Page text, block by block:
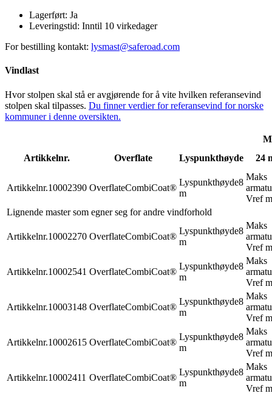
Lagerført: Ja
Leveringstid: Inntil 10 virkedager
For bestilling kontakt: lysmast@saferoad.com
Vindlast
Hvor stolpen skal stå er avgjørende for å vite hvilken referansevind
stolpen skal tilpasses. Du finner verdier for referansevind for norske
kommuner i denne oversikten.
Artikkelnr.
Overflate Lyspunkthøyde 24
Artikkelnr.10002390 OverflateCombiCoat®
Lyspunkthøyde8
m
Maks
Vref
Lignende master som egner seg for andre vindforhold
Artikkelnr.10002270 OverflateCombiCoat®
Lyspunkthøyde8
m
Maks
Vref
Artikkelnr.10002541 OverflateCombiCoat®
Lyspunkthøyde8
m
Maks
Vref
Artikkelnr.10003148 OverflateCombiCoat®
Lyspunkthøyde8
m
Maks
Vref
Artikkelnr.10002615 OverflateCombiCoat®
Lyspunkthøyde8
m
Maks
Vref
Artikkelnr.10002411 OverflateCombiCoat®
Lyspunkthøyde8
m
Maks
Vref